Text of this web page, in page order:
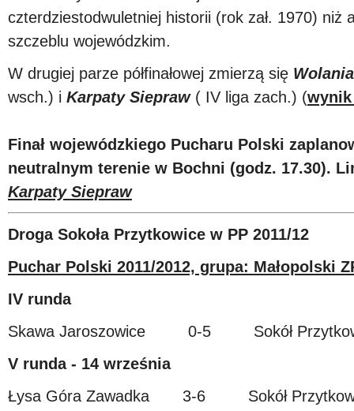
czterdziestodwuletniej historii (rok zał. 1970) niż
szczeblu wojewódzkim.
W drugiej parze półfinałowej zmierzą się
wsch.) i Karpaty Siepraw( IV liga zach.) (wynik
Finał wojewódzkiego Pucharu Polski
neutralnym terenie w Bochni (godz. 17.30).
Karpaty Siepraw
Droga Sokoła Przytkowice w PP 2011/12
Puchar Polski 2011/2012, grupa: Małopolski
IV runda
Skawa Jaroszowice 0-5 Sokół
V runda - 14 września
Łysa Góra Zawadka 3-6 Sokół